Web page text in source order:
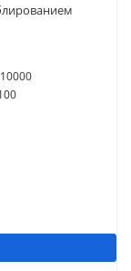
10000